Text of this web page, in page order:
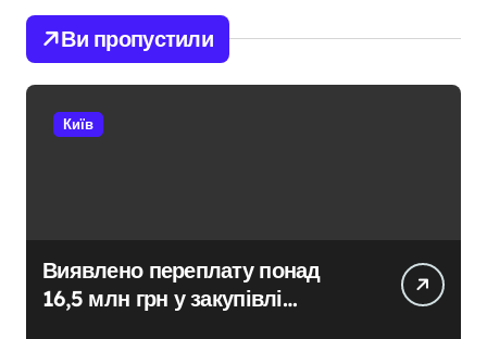
Ви пропустили
Київ
Виявлено переплату понад
16,5 млн грн у закупівлі